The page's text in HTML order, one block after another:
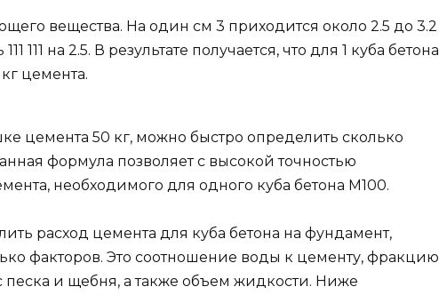
вещества. На один см 3 приходится около 2.5 до 3.2
111 на 2.5. В результате получается, что для 1 куба бетона
цемента.
цемента 50 кг, можно быстро определить сколько
формула позволяет с высокой точностью
необходимого для одного куба бетона М100.
расход цемента для куба бетона на фундамент,
факторов. Это соотношение воды к цементу, фракцию
песка и щебня, а также объем жидкости. Ниже